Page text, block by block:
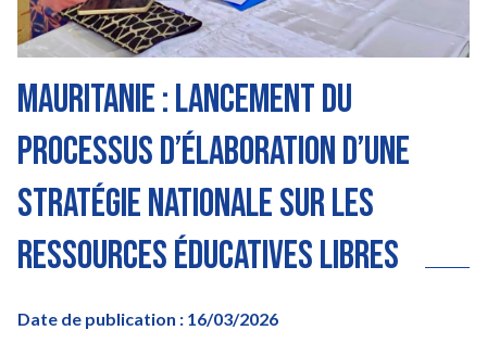
Mauritanie : lancement du
processus d’élaboration d’une
stratégie nationale sur les
Ressources éducatives libres
Date de publication : 16/03/2026